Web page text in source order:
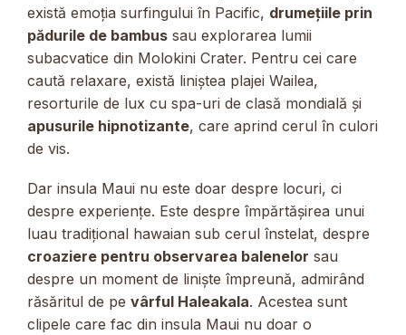
există emoția surfingului în Pacific, drumețiile prin
pădurile de bambus sau explorarea lumii
subacvatice din Molokini Crater. Pentru cei care
caută relaxare, există liniștea plajei Wailea,
resorturile de lux cu spa-uri de clasă mondială și
apusurile hipnotizante, care aprind cerul în culori
de vis.
Dar insula Maui nu este doar despre locuri, ci
despre experiențe. Este despre împărtășirea unui
luau tradițional hawaian sub cerul înstelat, despre
croaziere pentru observarea balenelor sau
despre un moment de liniște împreună, admirând
răsăritul de pe vârful Haleakala. Acestea sunt
clipele care fac din insula Maui nu doar o